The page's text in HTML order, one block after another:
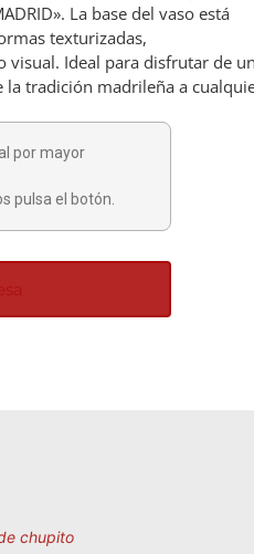
La base del vaso está
texturizadas,
visual. Ideal para disfrutar de un
tradición madrileña a
por mayor
pulsa el botón.
chupito